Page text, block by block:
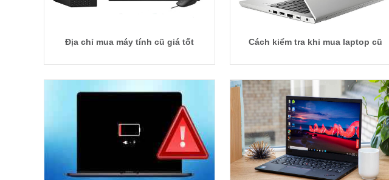
Địa chỉ mua máy tính cũ giá tốt Cách kiểm tra khi mua laptop cũ